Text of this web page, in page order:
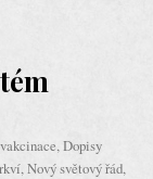
,Dopisy
,Nový světový řád,